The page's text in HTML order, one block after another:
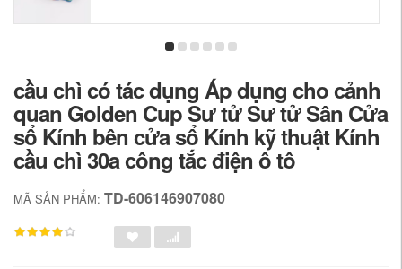
cầu chì có tác dụng Áp dụng cho cảnh
quan Golden Cup Sư tử Sư tử Sân Cửa
sổ Kính bên cửa sổ Kính kỹ thuật Kính
cầu chì 30a công tắc điện ô tô
MÃ SẢN PHẨM: TD-606146907080